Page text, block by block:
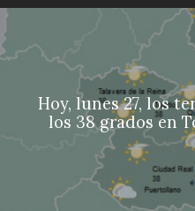
Hoy, lunes 27, los
los 38 grados en